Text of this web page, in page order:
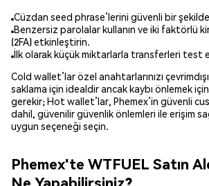
Cüzdan seed phrase’lerini güvenli bir
Benzersiz parolalar kullanın ve iki faktörlü
(2FA) etkinleştirin.
İlk olarak küçük miktarlarla transferleri test
Cold wallet’lar özel anahtarlarınızı
saklama için idealdir ancak kaybı önlemek
gerekir; Hot wallet’lar, Phemex’in güvenli
dahil, güvenilir güvenlik önlemleri ile erişim
uygun seçeneği seçin.
Phemex'te WTFUEL Satın
Ne Yapabilirsiniz?